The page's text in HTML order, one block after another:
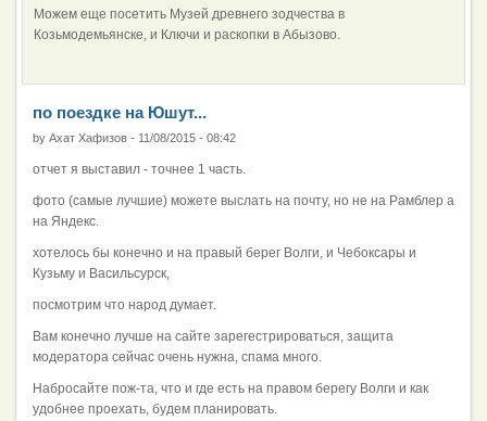
Можем еще посетить Музей древнего зодчества в
Козьмодемьянске, и Ключи и раскопки в Абызово.
по поездке на Юшут...
by Ахат Хафизов - 11/08/2015 - 08:42
отчет я выставил - точнее 1 часть.
фото (самые лучшие) можете выслать на почту, но не на Рамблер а
на Яндекс.
хотелось бы конечно и на правый берег Волги, и Чебоксары и
Кузьму и Васильсурск,
посмотрим что народ думает.
Вам конечно лучше на сайте зарегестрироваться, защита
модератора сейчас очень нужна, спама много.
Набросайте пож-та, что и где есть на правом берегу Волги и как
удобнее проехать, будем планировать.